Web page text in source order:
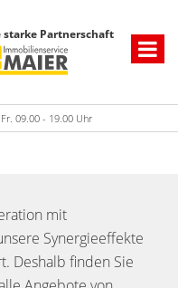
starke Partnerschaft
09.00 - 19.00 Uhr
mit
Synergieeffekte
Deshalb finden Sie